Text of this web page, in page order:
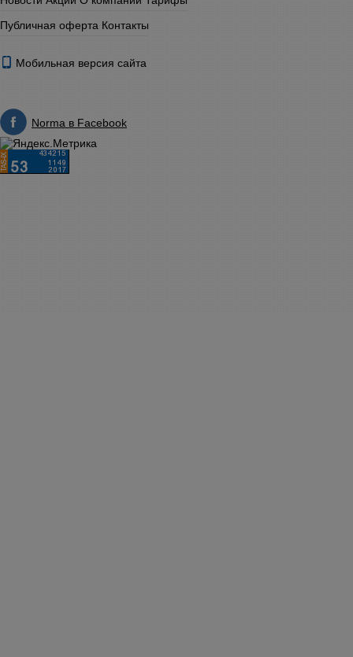
Публичная оферта Контакты
Мобильная версия сайта
Norma в Facebook